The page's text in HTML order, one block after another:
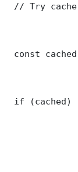
// Try
const
if (cached)